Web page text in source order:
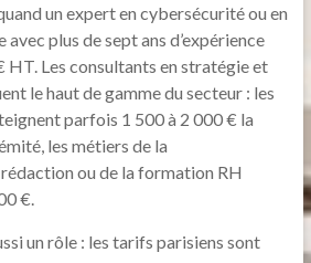
un expert en cybersécurité ou en
plus de sept ans d’expérience
HT. Les consultants en stratégie et
le haut de gamme du secteur : les
parfois 1 500 à 2 000 € la
les métiers de la
ou de la formation RH
€.
un rôle : les tarifs parisiens sont